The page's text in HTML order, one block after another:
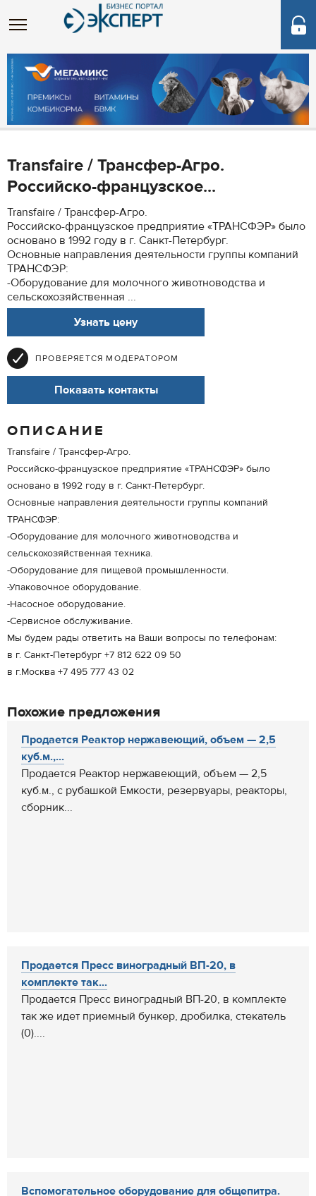
Transfaire / Трансфер-Агро.
Российско-французское...
Transfaire / Трансфер-Агро.
Российско-французское предприятие «ТРАНСФЭР» было
основано в 1992 году в г. Санкт-Петербург.
Основные направления деятельности группы компаний
ТРАНСФЭР:
-Оборудование для молочного животноводства и
сельскохозяйственная ...
Узнать цену
ПРОВЕРЯЕТСЯ МОДЕРАТОРОМ
Показать контакты
ОПИСАНИЕ
Transfaire / Трансфер-Агро.
Российско-французское предприятие «ТРАНСФЭР» было
основано в 1992 году в г. Санкт-Петербург.
Основные направления деятельности группы компаний
ТРАНСФЭР:
-Оборудование для молочного животноводства и
сельскохозяйственная техника.
-Оборудование для пищевой промышленности.
-Упаковочное оборудование.
-Насосное оборудование.
-Сервисное обслуживание.
Мы будем рады ответить на Ваши вопросы по телефонам:
в г. Санкт-Петербург +7 812 622 09 50
в г.Москва +7 495 777 43 02
Похожие предложения
Продается Реактор нержавеющий, объем — 2,5
куб.м.,...
Продается Реактор нержавеющий, объем — 2,5
куб.м., с рубашкой Емкости, резервуары, реакторы,
сборник...
Продается Пресс виноградный ВП-20, в
комплекте так...
Продается Пресс виноградный ВП-20, в комплекте
так же идет приемный бункер, дробилка, стекатель
(0)....
Вспомогательное оборудование для общепитра.